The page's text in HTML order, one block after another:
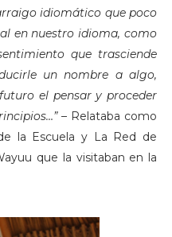
idiomático que poco
en nuestro idioma, como
que trasciende
un nombre a algo,
el pensar y proceder
– Relataba como
la Escuela y La Red de
que la visitaban en la